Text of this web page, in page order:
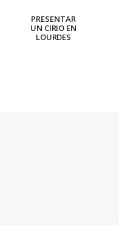
PRESENTAR
UN CIRIO EN
LOURDES